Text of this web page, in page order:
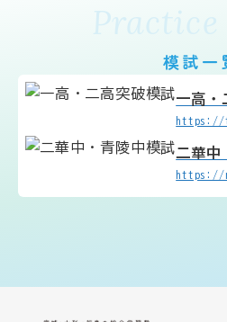
Practice
模試一
一高・
https://
二華中
https://